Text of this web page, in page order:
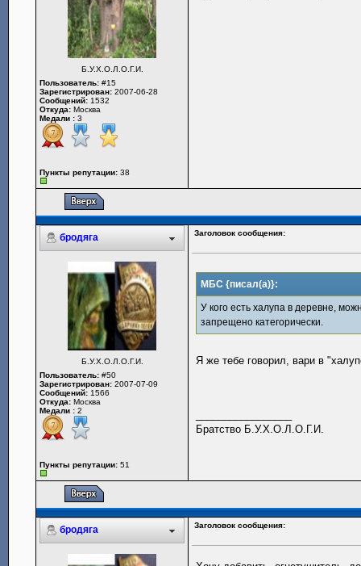
Б.У.Х.О.Л.О.Г.И.
Пользователь: #15
Зарегистрирован: 2007-06-28
Сообщений: 1532
Откуда: Москва
Медали : 3
Пункты репутации: 38
бродяга Заголовок сообщения:
Б.У.Х.О.Л.О.Г.И.
Пользователь: #50
Зарегистрирован: 2007-07-09
Сообщений: 1566
Откуда: Москва
Медали : 2
Пункты репутации: 51
МБС {писал(а)}:
У кого есть халупа в деревне,
запрещено категорически.
Я же тебе говорил, вари в
Братство Б.У.Х.О.Л.О.Г.И.
бродяга Заголовок сообщения: